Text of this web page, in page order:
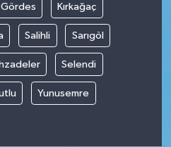
Gördes Kırkağaç
Salihli Sarıgöl
Selendi
Yunusemre